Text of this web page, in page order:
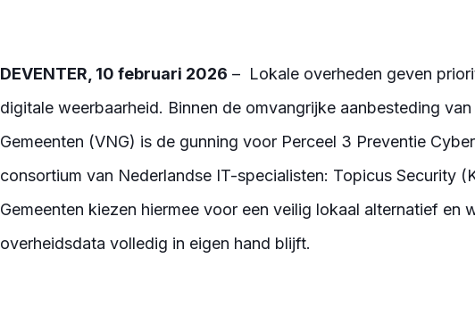
DEVENTER, 10 februari 2026 – Lokale overheden geven
digitale weerbaarheid. Binnen de omvangrijke aanbesteding
Gemeenten (VNG) is de gunning voor Perceel 3 Preventie
consortium van Nederlandse IT-specialisten: Topicus Security
Gemeenten kiezen hiermee voor een veilig lokaal alternatief en
overheidsdata volledig in eigen hand blijft.